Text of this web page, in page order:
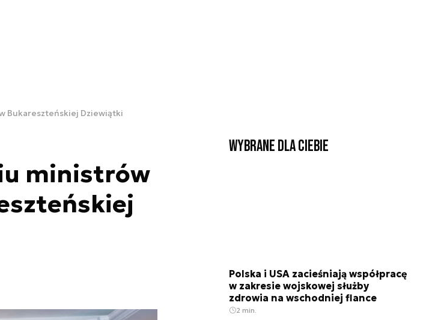
Bukareszteńskiej Dziewiątki
ministrów
Wybrane dla Ciebie
Polska i USA zacieśniają współpracę
w zakresie wojskowej służby
zdrowia na wschodniej flance
2 min.